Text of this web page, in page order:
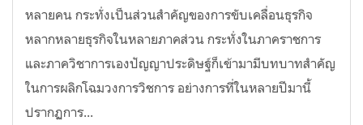
หลายคน กระทั่งเป็นส่วนสำคัญของการขับเคลื่อนธุรกิจ
หลากหลายธุรกิจในหลายภาคส่วน กระทั่งในภาคราชการ
และภาควิชาการเองปัญญาประดิษฐ์ก็เข้ามามีบทบาทสำคัญ
ในการผลิกโฉมวงการวิชการ อย่างการที่ในหลายปีมานี้
ปรากฏการ...